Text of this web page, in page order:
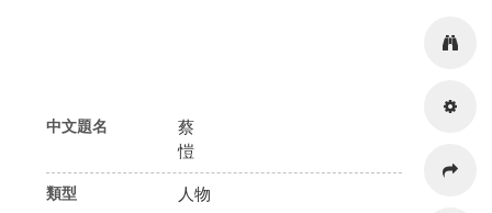
中文題名
蔡
愷
類型 人物